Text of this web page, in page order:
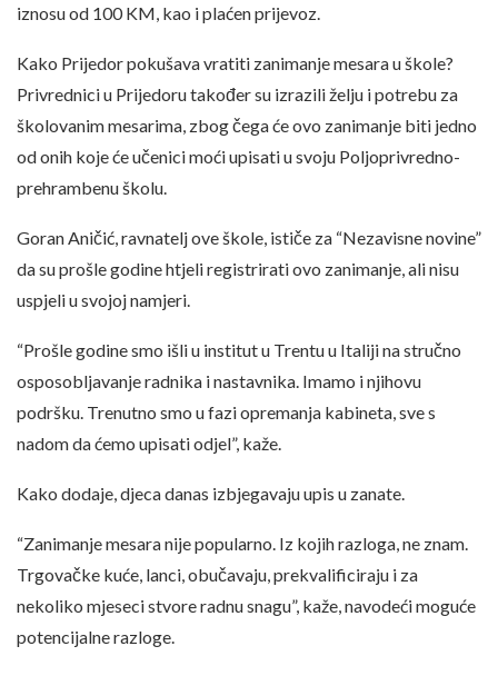
iznosu od 100 KM, kao i plaćen prijevoz.
Kako Prijedor pokušava vratiti zanimanje mesara u škole?
Privrednici u Prijedoru također su izrazili želju i potrebu za
školovanim mesarima, zbog čega će ovo zanimanje biti jedno
od onih koje će učenici moći upisati u svoju Poljoprivredno-
prehrambenu školu.
Goran Aničić, ravnatelj ove škole, ističe za “Nezavisne novine”
da su prošle godine htjeli registrirati ovo zanimanje, ali nisu
uspjeli u svojoj namjeri.
“Prošle godine smo išli u institut u Trentu u Italiji na stručno
osposobljavanje radnika i nastavnika. Imamo i njihovu
podršku. Trenutno smo u fazi opremanja kabineta, sve s
nadom da ćemo upisati odjel”, kaže.
Kako dodaje, djeca danas izbjegavaju upis u zanate.
“Zanimanje mesara nije popularno. Iz kojih razloga, ne znam.
Trgovačke kuće, lanci, obučavaju, prekvalificiraju i za
nekoliko mjeseci stvore radnu snagu”, kaže, navodeći moguće
potencijalne razloge.